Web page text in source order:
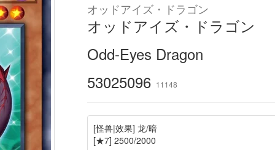
オッドアイズ・ドラゴン
オッドアイズ・ドラゴン
Odd-Eyes Dragon
53025096 11148
[怪兽|效果] 龙/暗
[★7] 2500/2000